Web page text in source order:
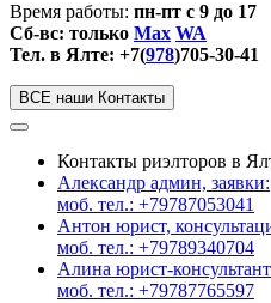
Время работы: пн-пт с 9 до 17
Сб-вс: только Max WA
Тел. в Ялте: +7(978)705-30-41
ВСЕ наши Контакты
Контакты риэлторов в
Александр админ, заявки:
моб. тел.: +79787053041
Антон юрист,
моб. тел.: +79789340704
Алина юрист-
моб. тел.: +79787765597